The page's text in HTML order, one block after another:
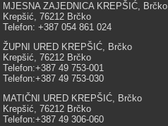
MJESNA ZAJEDNICA KREPŠIĆ, Brčko
Krepšić, 76212 Brčko
Telefon: +387 054 861 024
ŽUPNI URED KREPŠIĆ, Brčko
Krepšić, 76212 Brčko
Telefon:+387 49 753-001
Telefon:+387 49 753-030
MATIČNI URED KREPŠIĆ, Brčko
Krepšić, 76212 Brčko
Telefon:+387 49 306-060